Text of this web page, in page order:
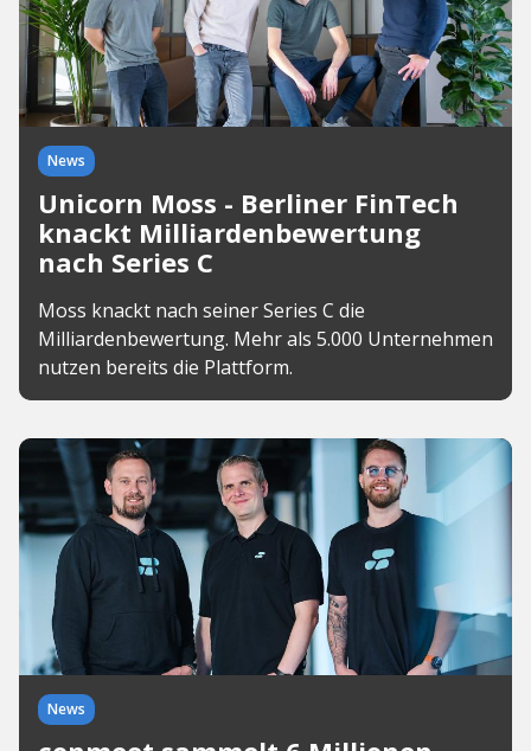
News
Unicorn Moss - Berliner FinTech
knackt Milliardenbewertung
nach Series C
Moss knackt nach seiner Series C die
Milliardenbewertung. Mehr als 5.000 Unternehmen
nutzen bereits die Plattform.
News